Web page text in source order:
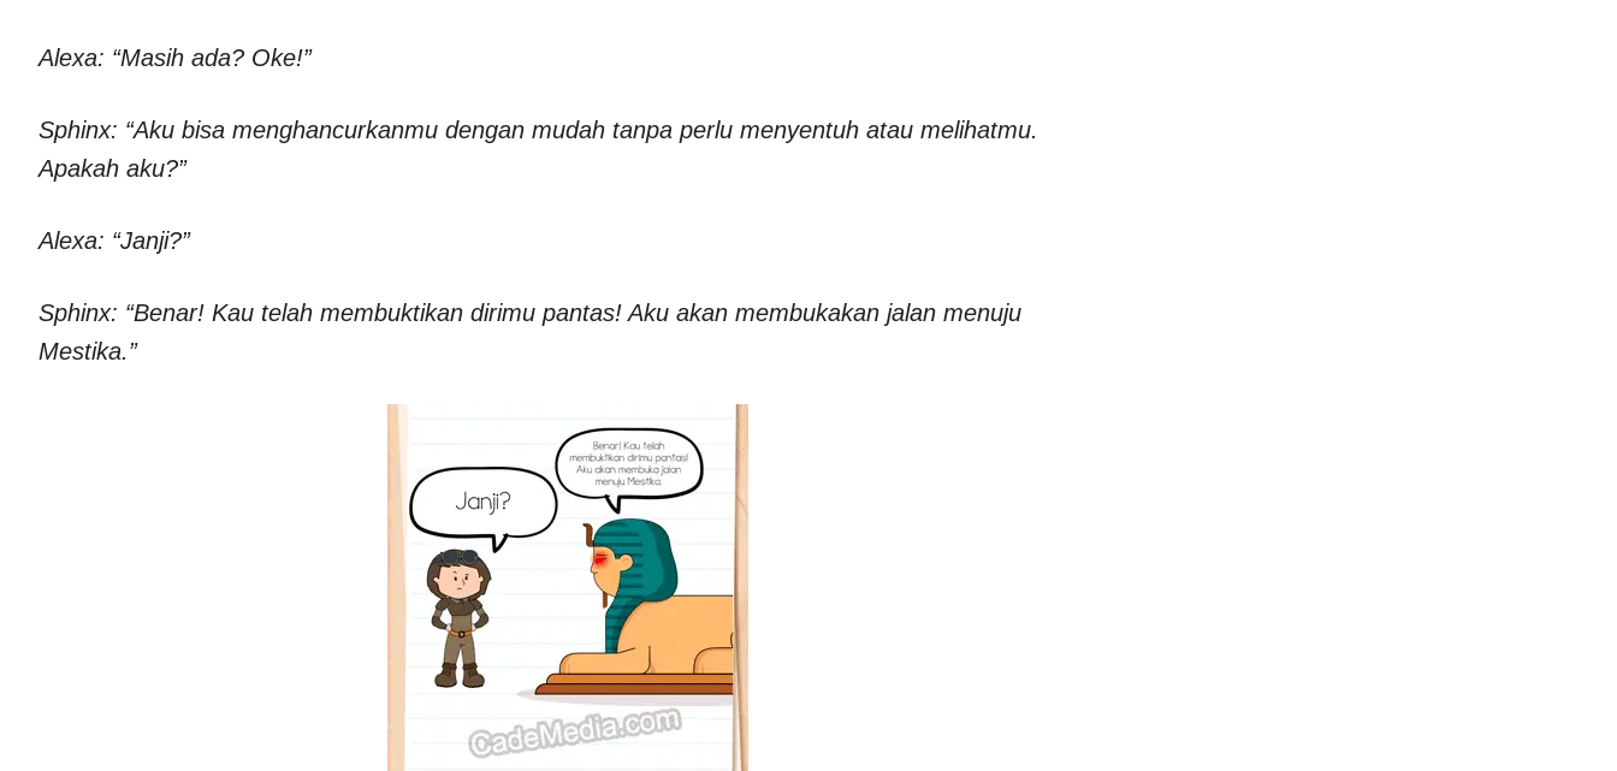
Alexa: “Masih ada? Oke!”
Sphinx: “Aku bisa menghancurkanmu dengan mudah tanpa perlu menyentuh atau melihatmu.
Apakah aku?”
Alexa: “Janji?”
Sphinx: “Benar! Kau telah membuktikan dirimu pantas! Aku akan membukakan jalan menuju
Mestika.”